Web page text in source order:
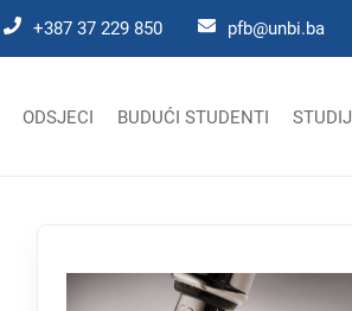
+387 37 229 850 pfb@unbi.ba
ODSJECI BUDUĆI STUDENTI STUDIJ